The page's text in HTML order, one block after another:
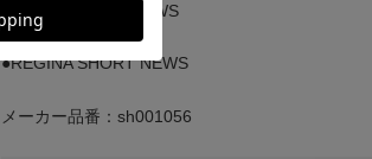
●SIGMA SHORT NEWS
●REGINA SHORT NEWS
メーカー品番：sh001056